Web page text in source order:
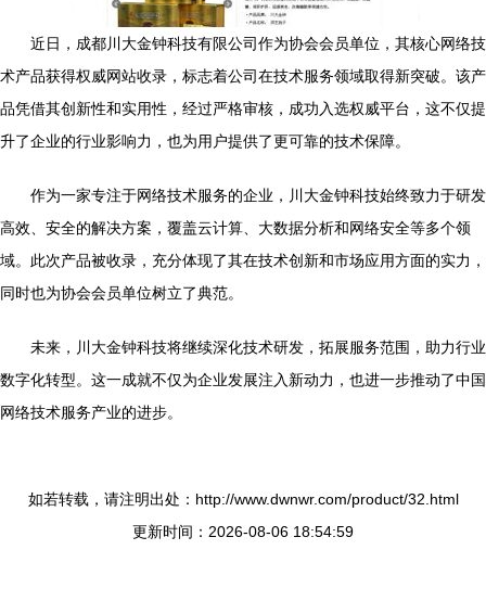
近日，成都川大金钟科技有限公司作为协会会员单位，其核心网络技
术产品获得权威网站收录，标志着公司在技术服务领域取得新突破。该产
品凭借其创新性和实用性，经过严格审核，成功入选权威平台，这不仅提
升了企业的行业影响力，也为用户提供了更可靠的技术保障。
作为一家专注于网络技术服务的企业，川大金钟科技始终致力于研发
高效、安全的解决方案，覆盖云计算、大数据分析和网络安全等多个领
域。此次产品被收录，充分体现了其在技术创新和市场应用方面的实力，
同时也为协会会员单位树立了典范。
未来，川大金钟科技将继续深化技术研发，拓展服务范围，助力行业
数字化转型。这一成就不仅为企业发展注入新动力，也进一步推动了中国
网络技术服务产业的进步。
如若转载，请注明出处：http://www.dwnwr.com/product/32.html
更新时间：2026-08-06 18:54:59